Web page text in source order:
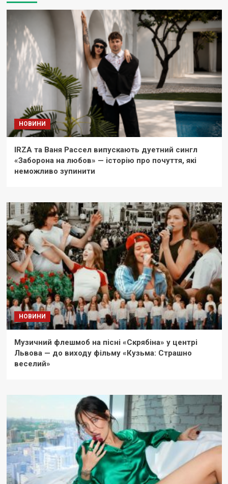
НОВИНИ
IRZA та Ваня Рассел випускають дуетний сингл
«Заборона на любов» — історію про почуття, які
неможливо зупинити
НОВИНИ
Музичний флешмоб на пісні «Скрябіна» у центрі
Львова — до виходу фільму «Кузьма: Страшно
веселий»